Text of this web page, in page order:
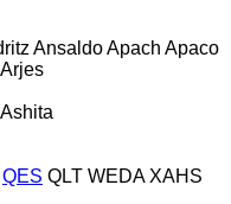
AnsaldoApach Apaco
Arjes
Ashita
QES QLT WEDA XAHS